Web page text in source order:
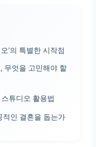
’의 특별한 시작점
무엇을 고민해야 할
튜디오 활용법
인 결혼을 돕는가